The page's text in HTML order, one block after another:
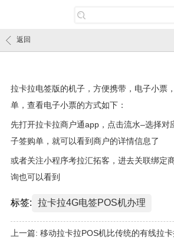
返回
拉卡拉电签版的机子，方便携带，电子小票
单，查看电子小票的方式如下：
先打开拉卡拉商户通app，点击流水–选择对
子签购单，就可以看到商户的详情信息了
或者关注小程序考拉汇拓客，进去关联绑定
询也可以看到
标签: 拉卡拉4G电签POS机办理
上一篇: 移动拉卡拉POS机比传统的有线拉